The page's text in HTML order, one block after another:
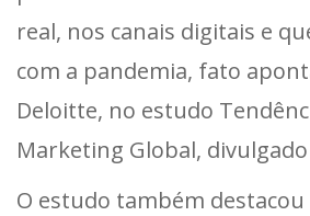
real, nos canais digitais e
com a pandemia, fato
Deloitte, no estudo
Marketing Global,
O estudo também destacou